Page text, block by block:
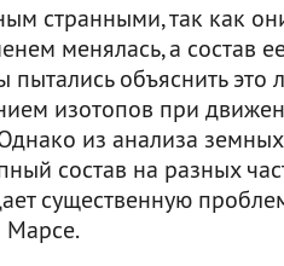
странными, так как
менялась, а состав
объяснить это
изотопов при
из анализа
состав на разных
существенную
Марсе.